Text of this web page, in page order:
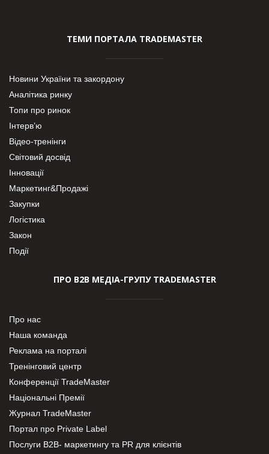
ТЕМИ ПОРТАЛА TRADEMASTER
Новини України та закордону
Аналітика ринку
Топи про ринок
Інтерв’ю
Відео-тренінги
Світовий досвід
Інновації
Маркетинг&Продажі
Закупки
Логістика
Закон
Події
ПРО В2В МЕДІА-ГРУПУ TRADEMASTER
Про нас
Наша команда
Реклама на порталі
Тренінговий центр
Конференції TradeMaster
Національні Премії
Журнал TradeMaster
Портал про Private Label
Послуги В2В- маркетингу та PR для клієнтів